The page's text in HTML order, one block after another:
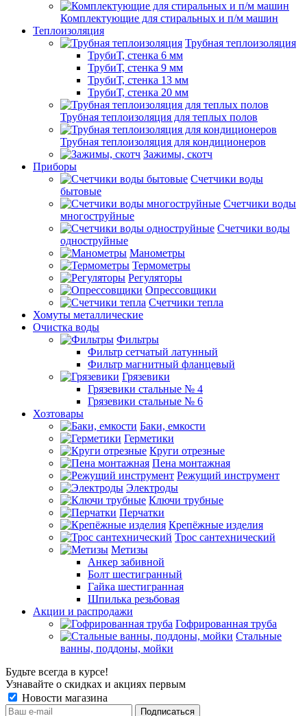
Комплектующие для стиральных и п/м машин
Теплоизоляция
Трубная теплоизоляция
ТрубиТ, стенка 6 мм
ТрубиТ, стенка 9 мм
ТрубиТ, стенка 13 мм
ТрубиТ, стенка 20 мм
Трубная теплоизоляция для теплых полов
Трубная теплоизоляция для кондиционеров
Зажимы, скотч
Приборы
Счетчики воды
бытовые
Счетчики воды
многоструйные
Счетчики воды
одноструйные
Манометры
Термометры
Регуляторы
Опрессовщики
Счетчики тепла
Хомуты металлические
Очистка воды
Фильтры
Фильтр сетчатый латунный
Фильтр магнитный фланцевый
Грязевики
Грязевики стальные № 4
Грязевики стальные № 6
Хозтовары
Баки, емкости
Герметики
Круги отрезные
Пена монтажная
Режущий инструмент
Электроды
Ключи трубные
Перчатки
Крепёжные изделия
Трос сантехнический
Метизы
Анкер забивной
Болт шестигранный
Гайка шестигранная
Шпилька резьбовая
Акции и распродажи
Гофрированная труба
Стальные
ванны, поддоны, мойки
Будьте всегда в курсе!
Узнавайте о скидках и акциях первым
Новости магазина